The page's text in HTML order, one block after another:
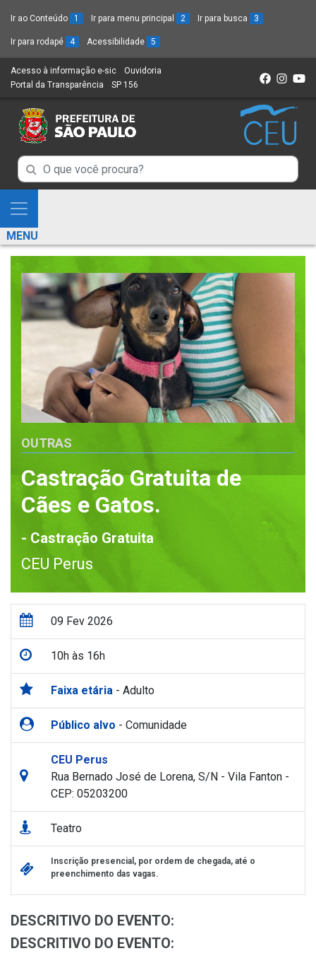
Ir ao Conteúdo 1 Ir para menu principal 2 Ir para busca 3
Ir para rodapé 4 Acessibilidade 5
Acesso à informação e-sic (Link
para
novo
sítio)
Ouvidoria
Portal da Transparência (Link
um
novo
SP 156
Campo
de
Busca
de
informações
Campo
de
de
informações
Mostra
e
Esconde
Menu
MENU
OUTRAS
Castração Gratuita de
Cães e Gatos.
- Castração Gratuita
CEU Perus
09 Fev 2026
10h às 16h
Faixa etária - Adulto
Público alvo - Comunidade
CEU Perus
Rua Bernado José de Lorena, S/N - Vila Fanton -
CEP: 05203200
Teatro
Inscrição presencial, por ordem de chegada, até o
preenchimento das vagas.
DESCRITIVO DO EVENTO:
DESCRITIVO DO EVENTO: